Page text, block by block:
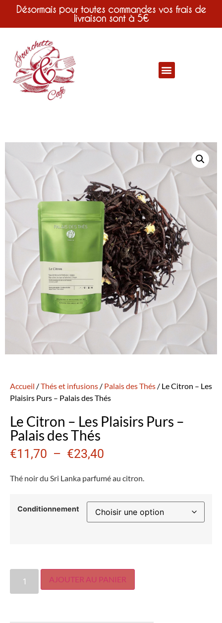
Désormais pour toutes commandes vos frais de
livraison sont à 5€
Accueil /Thés et infusions / Palais des Thés / Le Citron – Les
Plaisirs Purs – Palais des Thés
Le Citron – Les Plaisirs Purs –
Palais des Thés
€11,70 – €23,40
Thé noir du Sri Lanka parfumé au citron.
Conditionnement
AJOUTER AU PANIER